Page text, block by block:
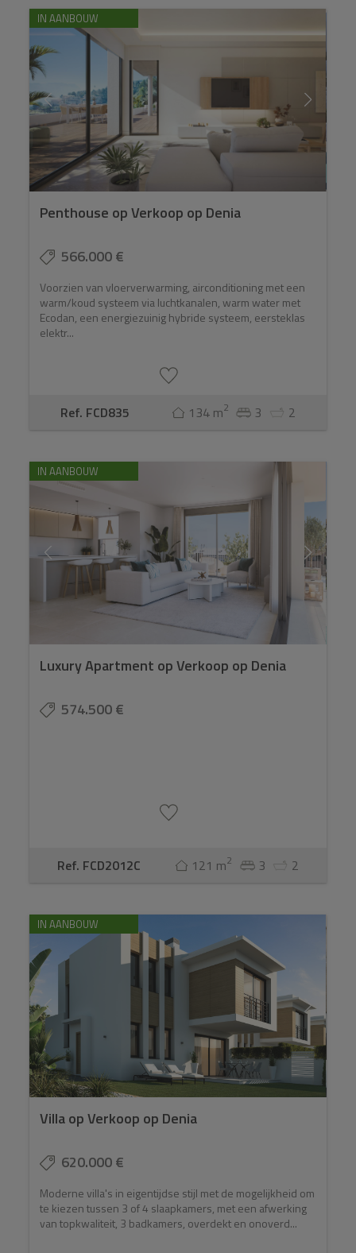
IN AANBOUW
Penthouse op Verkoop op Denia
566.000 €
Voorzien van vloerverwarming, airconditioning met een
warm/koud systeem via luchtkanalen, warm water met
Ecodan, een energiezuinig hybride systeem, eersteklas
elektr...
Ref. FCD835 134 m2 3 2
IN AANBOUW
Luxury Apartment op Verkoop op Denia
574.500 €
Ref. FCD2012C 121 m2 3 2
IN AANBOUW
Villa op Verkoop op Denia
620.000 €
Moderne villa's in eigentijdse stijl met de mogelijkheid om
te kiezen tussen 3 of 4 slaapkamers, met een afwerking
van topkwaliteit, 3 badkamers, overdekt en onoverd...